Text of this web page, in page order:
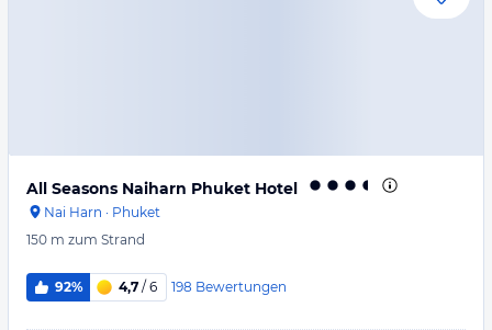
All Seasons Naiharn Phuket Hotel
Nai Harn · Phuket
150 m zum Strand
92% 4,7 / 6 198 Bewertungen